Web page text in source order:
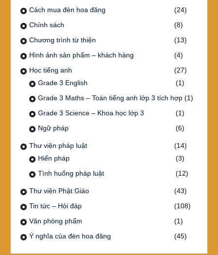
Cách mua đèn hoa đăng
(24)
Chính sách
(8)
Chương trình từ thiện
(13)
Hình ảnh sản phẩm – khách hàng
(4)
Học tiếng anh
(27)
Grade 3 English
(1)
Grade 3 Maths – Toán tiếng anh lớp 3 tích hợp(1)
Grade 3 Science – Khoa học lớp 3
(1)
Ngữ pháp
(6)
Thư viện pháp luật
(14)
Hiến pháp
(3)
Tình huống pháp luật
(12)
Thư viện Phật Giáo
(43)
Tin tức – Hỏi đáp
(108)
Văn phòng phẩm
(1)
Ý nghĩa của đèn hoa đăng
(45)